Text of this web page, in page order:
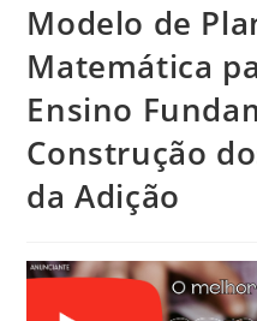
Modelo de
Matemática
Ensino
Construção
da Adição